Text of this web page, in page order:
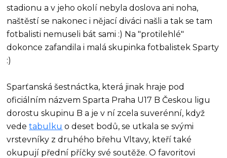
stadionu a v jeho okolí nebyla doslova ani noha,
naštěstí se nakonec i nějací diváci našli a tak se tam
fotbalisti nemuseli bát sami :) Na "protilehlé"
dokonce zafandila i malá skupinka fotbalistek Sparty
:)
Sparťanská šestnáctka, která jinak hraje pod
oficiálním názvem Sparta Praha U17 B Českou ligu
dorostu skupinu B a je v ní zcela suverénní, když
vedetabulku o deset bodů, se utkala se svými
vrstevníky z druhého břehu Vltavy, kteří také
okupují přední příčky své soutěže. O favoritovi